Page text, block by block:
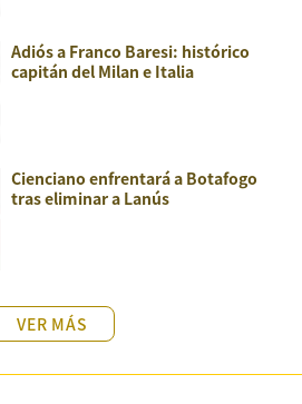
Adiós a Franco Baresi: histórico
capitán del Milan e Italia
Cienciano enfrentará a Botafogo
tras eliminar a Lanús
VER MÁS